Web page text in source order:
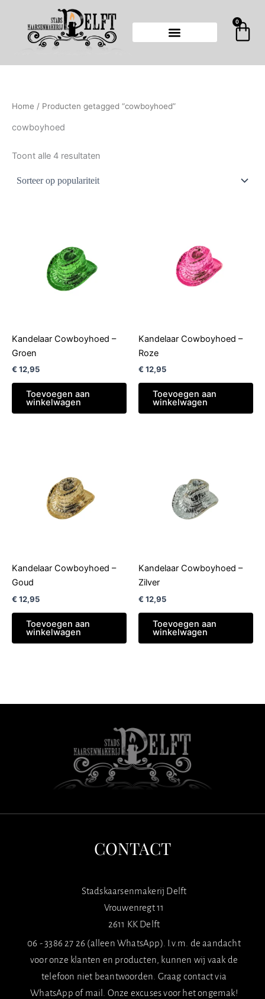
0
Home / Producten getagged “cowboyhoed”
cowboyhoed
Toont alle 4 resultaten
op
populariteit
Kandelaar Cowboyhoed –
Groen
€ 12,95
Toevoegen aan
winkelwagen
Kandelaar Cowboyhoed –
Roze
€ 12,95
Toevoegen aan
winkelwagen
Kandelaar Cowboyhoed –
Goud
€ 12,95
Toevoegen aan
winkelwagen
Kandelaar Cowboyhoed –
Zilver
€ 12,95
Toevoegen aan
winkelwagen
CONTACT
Stadskaarsenmakerij Delft
Vrouwenregt 11
2611 KK Delft
06 - 3386 27 26 (alleen WhatsApp). I.v.m. de aandacht
voor onze klanten en producten, kunnen wij vaak de
telefoon niet beantwoorden. Graag contact via
WhatsApp of mail. Onze excuses voor het ongemak!